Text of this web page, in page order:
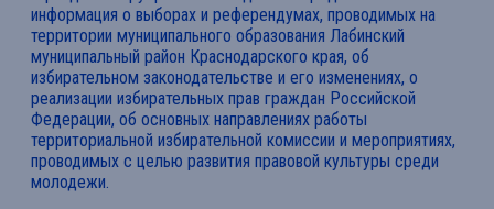
информация о выборах и референдумах, проводимых на
территории муниципального образования Лабинский
муниципальный район Краснодарского края, об
избирательном законодательстве и его изменениях, о
реализации избирательных прав граждан Российской
Федерации, об основных направлениях работы
территориальной избирательной комиссии и мероприятиях,
проводимых с целью развития правовой культуры среди
молодежи.